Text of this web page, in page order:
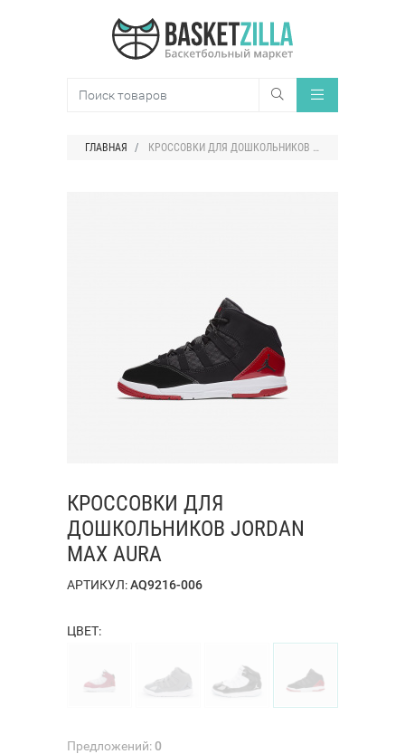
ГЛАВНАЯ КРОССОВКИ ДЛЯ ДОШКОЛЬНИКОВ JORDAN MAX AURA
КРОССОВКИ ДЛЯ
ДОШКОЛЬНИКОВ JORDAN
MAX AURA
АРТИКУЛ:AQ9216-006
ЦВЕТ:
Предложений:0